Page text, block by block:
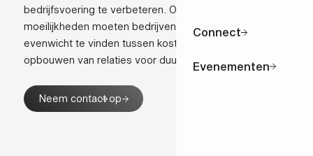
Connect
Evenementen
bedrijfsvoering te verbeteren. Ondanks de
moeilijkheden moeten bedrijven ernaar streven een
evenwicht te vinden tussen kostenbeheersing en het
opbouwen van relaties voor duurzame groei.
Neem contact op